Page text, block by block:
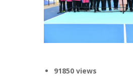
91850 views